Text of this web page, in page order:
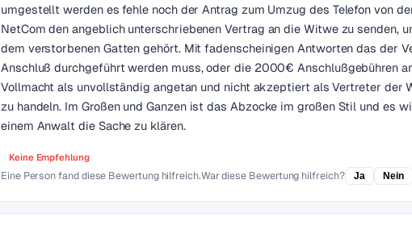
umgestellt werden es fehle noch der Antrag zum Umzug des Telefon von
NetCom den angeblich unterschriebenen Vertrag an die Witwe zu senden,
dem verstorbenen Gatten gehört. Mit fadenscheinigen Antworten das der
Anschluß durchgeführt werden muss, oder die 2000€ Anschlußgebühren
Vollmacht als unvollständig angetan und nicht akzeptiert als Vertreter der
zu handeln. Im Großen und Ganzen ist das Abzocke im großen Stil und es
einem Anwalt die Sache zu klären.
Keine Empfehlung
Eine Person fand diese Bewertung hilfreich.War diese Bewertung hilfreich? Ja Nein